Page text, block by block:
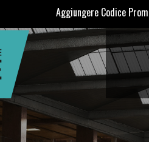
Aggiungere Codice Promozionale